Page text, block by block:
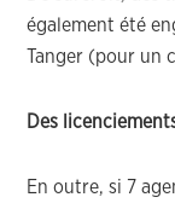
également été
Tanger (pour un
Des
En outre, si 7